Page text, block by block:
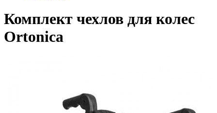
Комплект чехлов для колес
Ortonica